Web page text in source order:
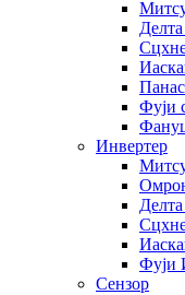
Фуји
Инвертер
Фуји
Сензор